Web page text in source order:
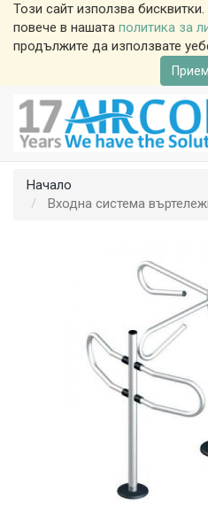
Този сайт използва
повече в нашата политика за
продължите да използвате
Начало
Входна система